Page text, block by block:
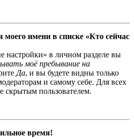
имени в списке «Кто сейчас
настройки» в личном разделе вы
моё пребывание на
Да, и вы будете видны только
и самому себе. Для всех
скрытым пользователем.
время!